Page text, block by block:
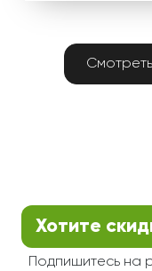
Хотите
Подпишитесь на